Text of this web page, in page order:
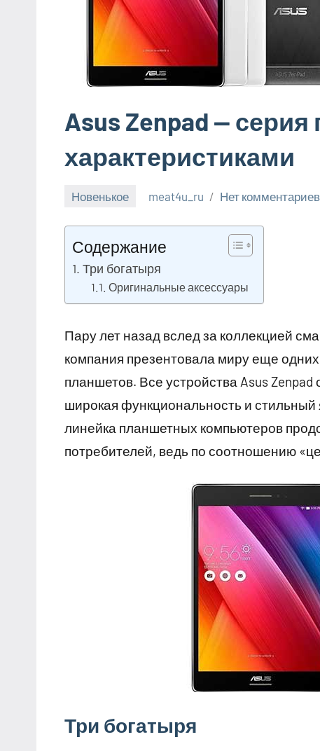
Asus Zenpad —
характеристиками
Новенькое
июля
2023
meat4u_ru Нет комментариев
Содержание
Три богатыря
Оригинальные аксессуары
Пару лет назад вслед за коллекцией
компания презентовала миру еще
планшетов. Все устройства Asus
широкая функциональность и стильный
линейка планшетных компьютеров
потребителей, ведь по соотношению
Три богатыря